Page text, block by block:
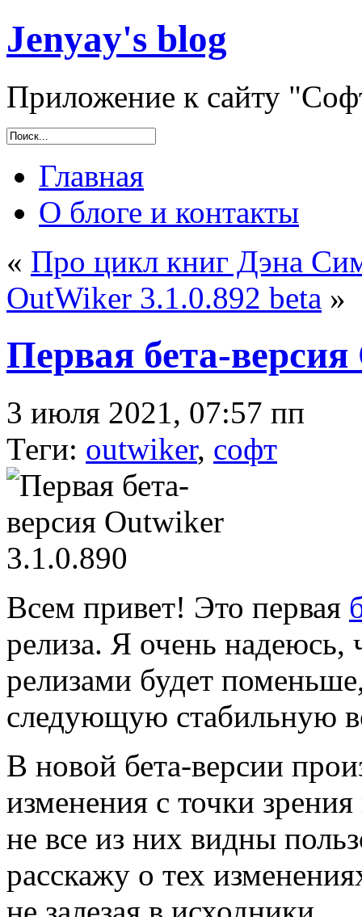
Jenyay's blog
Приложение к сайту
Главная
О блоге и контакты
« Про цикл книг Дэна
OutWiker 3.1.0.892 beta »
Первая бета-
3 июля 2021, 07:57 пп
Теги: outwiker, софт
Всем привет! Это первая
релиза. Я очень надеюсь,
релизами будет
следующую стабильную
В новой бета-версии
изменения с точки
не все из них видны
расскажу о тех